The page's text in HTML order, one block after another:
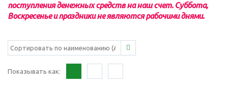
поступления денежных средств на наш счет. Суббота,
Воскресенье и праздники не являются рабочими днями.
Показывать как: